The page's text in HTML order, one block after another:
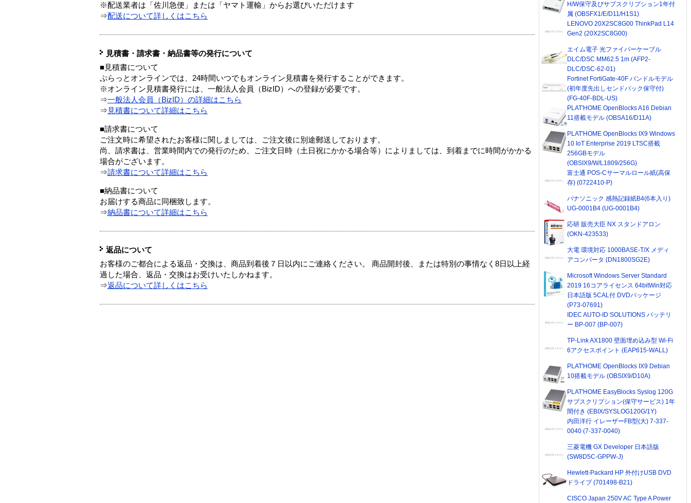
※配送業者は「佐川急便」または「ヤマト運輸」からお選びいただけます
⇒配送について詳しくはこちら
見積書・請求書・納品書等の発行について
■見積書について
ぷらっとオンラインでは、24時間いつでもオンライン見積書を発行することができます。
※オンライン見積書発行には、一般法人会員（BizID）への登録が必要です。
⇒一般法人会員（BizID）の詳細はこちら
⇒ 見積書について詳細はこちら
■請求書について
ご注文時に希望されたお客様に関しましては、ご注文後に別途郵送しております。
尚、請求書は、営業時間内での発行のため、ご注文日時（土日祝にかかる場合等）によりましては、到着までに時間がかかる
場合がございます。
⇒請求書について詳細はこちら
■納品書について
お届けする商品に同梱致します。
⇒納品書について詳細はこちら
返品について
お客様のご都合による返品・交換は、商品到着後７日以内にご連絡ください。 商品開封後、または特別の事情なく8日以上経
過した場合、返品・交換はお受けいたしかねます。
⇒返品について詳しくはこちら
H/W保守及びサブスクリプション1年付
属 (OBSFX1/E/D11/H1S1)
LENOVO 20X2SC8G00 ThinkPad L14
Gen2 (20X2SC8G00)
エイム電子 光ファイバーケーブル
DLC/DSC MM62.5 1m (AFP2-
DLC/DSC-62-01)
Fortinet FortiGate-40F バンドルモデル
(初年度先出しセンドバック保守付)
(FG-40F-BDL-US)
PLAT'HOME OpenBlocks A16 Debian
11搭載モデル (OBSA16/D11A)
PLAT'HOME OpenBlocks IX9 Windows
10 IoT Enterprise 2019 LTSC搭載
256GBモデル
(OBSIX9/W/L1809/256G)
富士通 POS-Cサーマルロール紙(高保
存) (0722410-P)
パナソニック 感熱記録紙B4(6本入り)
UG-0001B4 (UG-0001B4)
応研 販売大臣 NX スタンドアロン
(OKN-423533)
大電 環境対応 1000BASE-T/X メディ
アコンバータ (DN1800SG2E)
Microsoft Windows Server Standard
2019 16コアライセンス 64bitWin対応
日本語版 5CAL付 DVDパッケージ
(P73-07691)
IDEC AUTO-ID SOLUTIONS バッテリ
ー BP-007 (BP-007)
TP-Link AX1800 壁面埋め込み型 Wi-Fi
6アクセスポイント (EAP615-WALL)
PLAT'HOME OpenBlocks IX9 Debian
10搭載モデル (OBSIX9/D10A)
PLAT'HOME EasyBlocks Syslog 120G
サブスクリプション(保守サービス) 1年
間付き (EBIX/SYSLOG120G/1Y)
内田洋行 イレーザーFB型(大) 7-337-
0040 (7-337-0040)
三菱電機 GX Developer 日本語版
(SW8D5C-GPPW-J)
Hewlett-Packard HP 外付けUSB DVD
ドライブ (701498-B21)
CISCO Japan 250V AC Type A Power